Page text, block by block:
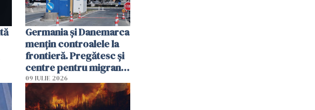
Germania și Danemarca
mențin controalele la
frontieră. Pregătesc și
centre pentru migranții
respinși din UE
09 IULIE 2026